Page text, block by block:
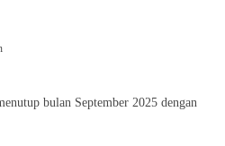
bulan September 2025 dengan